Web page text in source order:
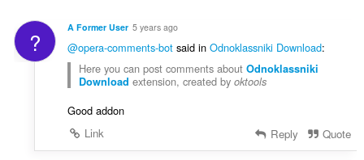
n
í
d
o
t
e
? A Former User 5 years ago
@opera-comments-botsaid in Odnoklassniki Download:
Here you can post comments about Odnoklassniki
Download extension, created by oktools
Good addon
Link
Reply Quote